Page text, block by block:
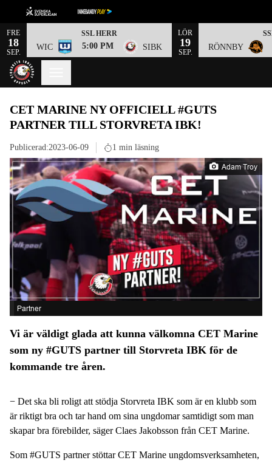
FRE
18
SEP.
SSL HERR
WIC 5:00 PM SIBK
LÖR
19
SEP.
RÖNNBY
CET MARINE NY OFFICIELL #GUTS
PARTNER TILL STORVRETA IBK!
Publicerad:2023-06-09 1 min läsning
Adam Troy
Partner
Vi är väldigt glada att kunna välkomna CET Marine
som ny #GUTS partner till Storvreta IBK för de
kommande tre åren.
− Det ska bli roligt att stödja Storvreta IBK som är en klubb som
är riktigt bra och tar hand om sina ungdomar samtidigt som man
skapar bra förebilder, säger Claes Jakobsson från CET Marine.
Som #GUTS partner stöttar CET Marine ungdomsverksamheten,